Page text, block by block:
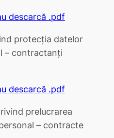
descarcă .pdf
protecția datelor
– contractanți
descarcă .pdf
prelucrarea
– contracte